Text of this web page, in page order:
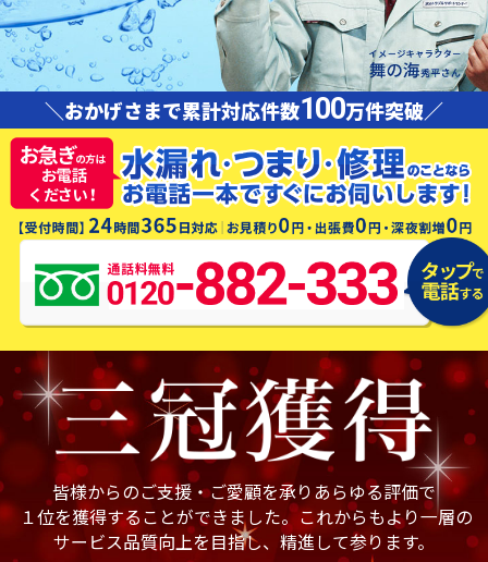
＼おかげさまで累計対応件数100万件突破／
皆様からのご支援・ご愛顧を承りあらゆる評価で
１位を獲得することができました。これからもより一層の
サービス品質向上を目指し、精進して参ります。